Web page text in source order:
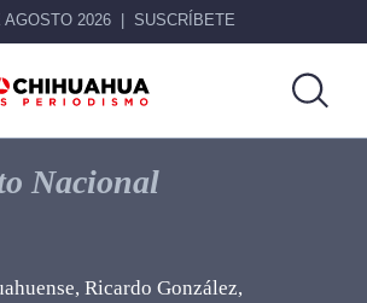
AGOSTO 2026 SUSCRÍBETE
Nacional
Ricardo González,